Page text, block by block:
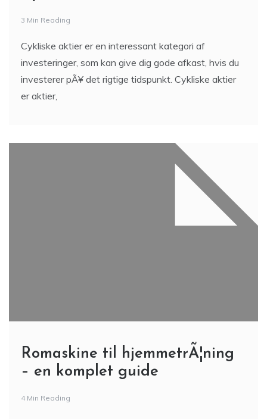
3 Min Reading
Cykliske aktier er en interessant kategori af
investeringer, som kan give dig gode afkast, hvis du
investerer pÃ¥ det rigtige tidspunkt. Cykliske aktier
er aktier,
Romaskine til hjemmetrÃ¦ning
– en komplet guide
4 Min Reading